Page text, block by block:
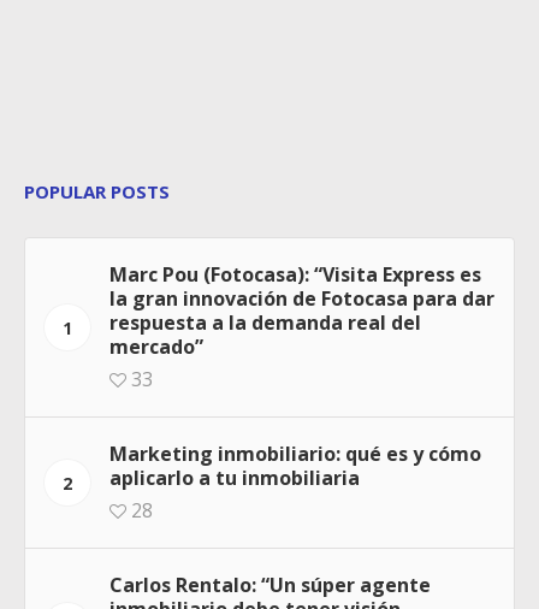
POPULAR POSTS
1
Marc Pou (Fotocasa): “Visita Express es
la gran innovación de Fotocasa para dar
respuesta a la demanda real del
mercado”
33
2
Marketing inmobiliario: qué es y cómo
aplicarlo a tu inmobiliaria
28
Carlos Rentalo: “Un súper agente